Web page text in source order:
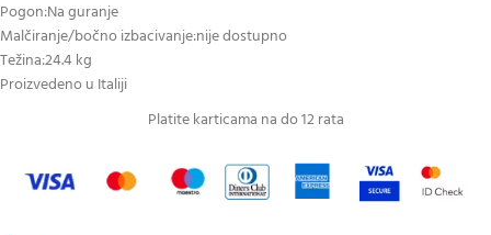
Pogon:Na guranje
Malčiranje/bočno izbacivanje:nije dostupno
Težina:24.4 kg
Proizvedeno u Italiji
Platite karticama na do 12 rata